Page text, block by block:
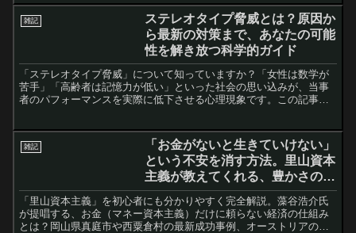
として話題のNMN、細胞を初期化する山
中因子まで、具体的な研究事例を交えて
紹介。SFではない、現実のアンチエイジ
ング研究の最前線に迫ります。不老不死
が実現した社会の倫理的な課題にも言及
し、あなたの生命観を揺さぶる、科学的
根拠に基づいた未来の物語です。
雑記
ステレオタイプ脅威とは？原因か
ら最新の対策まで、あなたの可能
性を解き放つ科学的ガイド
「ステレオタイプ脅威」について知っていますか？「女性は数学が
苦手」「高齢者は記憶力が低い」といった社会の思い込みが、当事
者のパフォーマンスを実際に低下させる心理現象です。この記事で
のメカニズムまでを網羅的に解説。さらに、自己肯定感を高める方
法や成長マインドセットなど、個人や組織で実践できる科学的根拠
のある具体的な克服法を詳しく紹介します。自分の能力を最大限に
発揮したい、あるいはより公平な環境を作りたいと願うすべての人
へ。あなたのパフォーマンスを向上させ、可能性を解き放つための
ヒントがここにあります。
雑記
「お金がないと生きていけない」
という不安を消す方法。里山資本
主義が教えてくれる、豊かさの本
当の正体
「里山資本主義」を初心者にも分かりやすく完全解説。藻谷浩介氏
が提唱する、お金（マネー資本主義）だけに頼らない経済の仕組み
とは？岡山県真庭市や西粟倉村の最新成功事例、オーストリアの先